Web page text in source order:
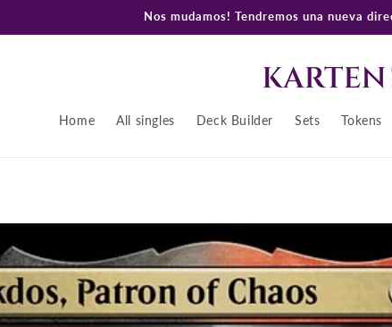
Nos mudamos! Tendremos una nueva
Home All singles Deck Builder Sets Tokens